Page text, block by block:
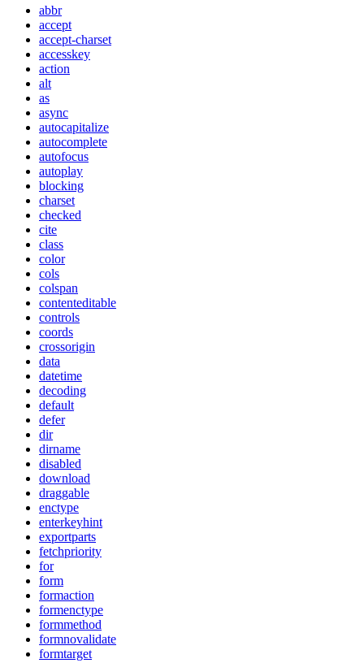
abbr
accept
accept-charset
accesskey
action
alt
as
async
autocapitalize
autocomplete
autofocus
autoplay
blocking
charset
checked
cite
class
color
cols
colspan
contenteditable
controls
coords
crossorigin
data
datetime
decoding
default
defer
dir
dirname
disabled
download
draggable
enctype
enterkeyhint
exportparts
fetchpriority
for
form
formaction
formenctype
formmethod
formnovalidate
formtarget